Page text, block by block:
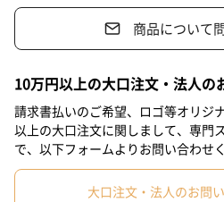
こだわりの品質とご使用方法
フロスには、一般的なワックス付フ
い、ゼラチンやPFC（加フッ素化合
ンデリラワックスでコーティングして
#上司女性 #上
#20代前半 #20代後半 #30代
商品について
10万円以上の大口注文・法人の
請求書払いのご希望、ロゴ等オリジ
以上の大口注文に関しまして、専門
で、以下フォームよりお問い合わせ
大口注文・法人のお問